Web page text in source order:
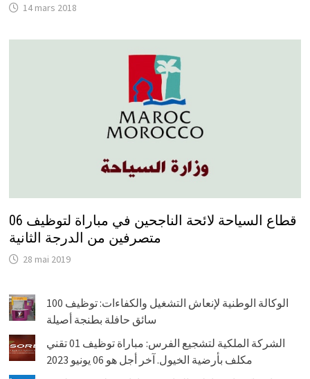
14 mars 2018
قطاع السياحة لائحة الناجحين في مباراة لتوظيف 06
متصرفين من الدرجة الثانية
28 mai 2019
الوكالة الوطنية لإنعاش التشغيل والكفاءات: توظيف 100
سائق حافلة بطنجة أصيلة
الشركة الملكية لتشجيع الفرس: مباراة توظيف 01 تقني
مكلف بأرضية الخيول. آخر أجل هو 06 يونيو 2023